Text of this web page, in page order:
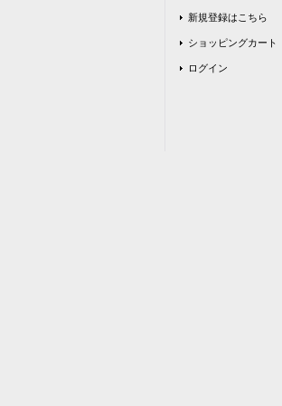
新規登録はこちら
ショッピングカート
ログイン